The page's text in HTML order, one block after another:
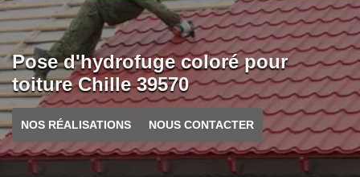
Pose d'hydrofuge coloré pour
toiture Chille 39570
NOS RÉALISATIONS NOUS CONTACTER